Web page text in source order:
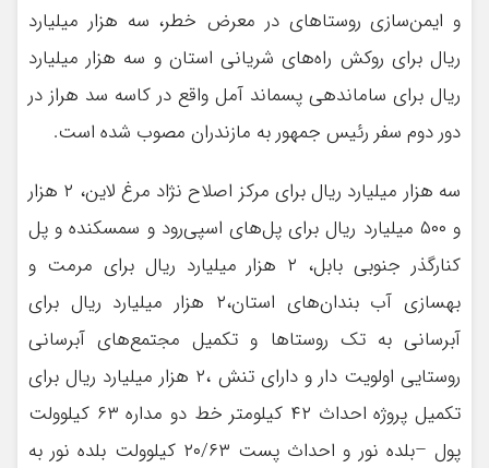
و ایمن‌سازی روستاهای در معرض خطر، سه هزار میلیارد
ریال برای روکش راه‌های شریانی استان و سه هزار میلیارد
ریال برای ساماندهی پسماند آمل واقع در کاسه سد هراز در
دور دوم سفر رئیس جمهور به مازندران مصوب شده است.
سه هزار میلیارد ریال برای مرکز اصلاح نژاد مرغ لاین، ۲ هزار
و ۵۰۰ میلیارد ریال برای پل‌های اسپی‌رود و سمسکنده و پل
کنارگذر جنوبی بابل، ۲ هزار میلیارد ریال برای مرمت و
بهسازی آب بندان‌های استان،‌۲ هزار میلیارد ریال برای
آبرسانی به تک روستاها و تکمیل مجتمع‌های آبرسانی
روستایی اولویت دار و دارای تنش ،‌۲ هزار میلیارد ریال برای
تکمیل پروژه احداث ۴۲ کیلومتر خط دو مداره ۶۳ کیلوولت
پول –بلده نور و احداث پست ۲۰/۶۳ کیلوولت بلده نور به